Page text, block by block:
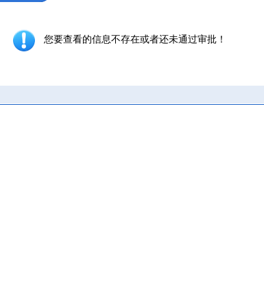
您要查看的信息不存在或者还未通过审批！